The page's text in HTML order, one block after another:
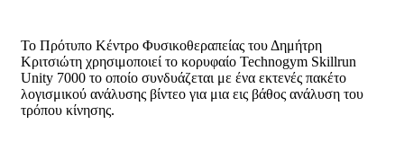
To Πρότυπο Κέντρο Φυσικοθεραπείας του Δημήτρη
Κριτσιώτη χρησιμοποιεί το κορυφαίο Technogym Skillrun
Unity 7000 το οποίο συνδυάζεται με ένα εκτενές πακέτο
λογισμικού ανάλυσης βίντεο για μια εις βάθος ανάλυση του
τρόπου κίνησης.